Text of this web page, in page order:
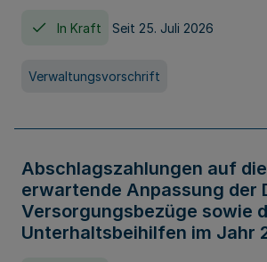
In Kraft Seit 25. Juli 2026
Verwaltungsvorschrift
Abschlagszahlungen auf
erwartende Anpassung der
Versorgungsbezüge sowie
Unterhaltsbeihilfen im Jahr